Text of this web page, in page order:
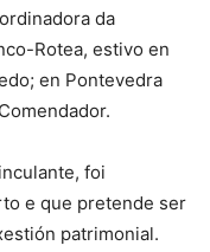
da
Rotea, estivo en
en Pontevedra
foi
e que pretende ser
patrimonial.